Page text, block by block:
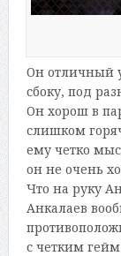
Он отличный
сбоку, под
Он хорош в
слишком
ему четко
он не очень
Что на руку
Анкалаев
с четким